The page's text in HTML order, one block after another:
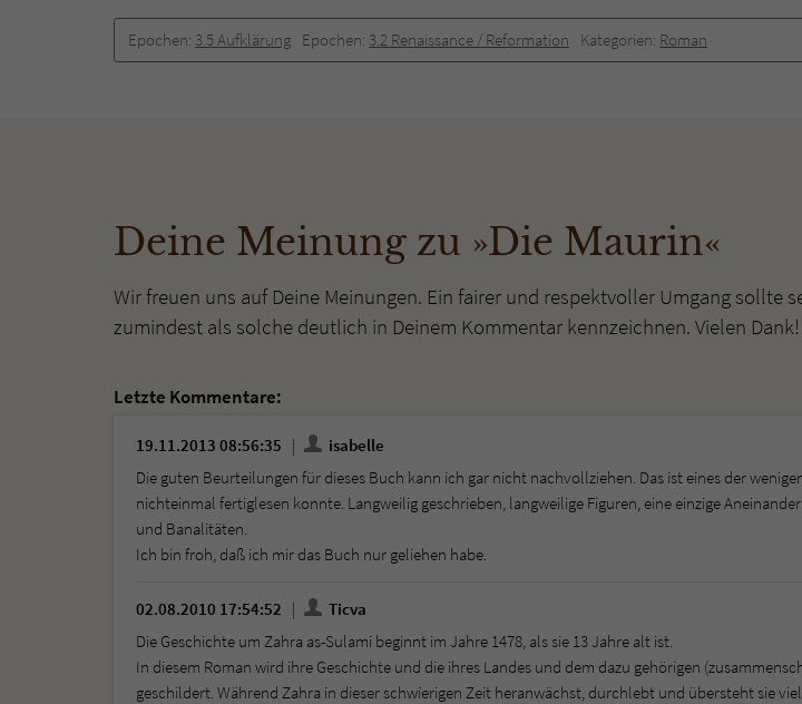
Epochen: 3.5 Aufklärung Epochen: 3.2 Renaissance / Reformation Kategorien: Roman
Deine Meinung zu »Die Maurin«
Wir freuen uns auf Deine Meinungen. Ein fairer und respektvoller Umgang
zumindest als solche deutlich in Deinem Kommentar kennzeichnen. Vielen Dank!
Letzte Kommentare:
19.11.2013 08:56:35
isabelle
Die guten Beurteilungen für dieses Buch kann ich gar nicht nachvollziehen. Das ist eines der
nichteinmal fertiglesen konnte. Langweilig geschrieben, langweilige Figuren, eine einzige
und Banalitäten.
Ich bin froh, daß ich mir das Buch nur geliehen habe.
02.08.2010 17:54:52
Ticva
Die Geschichte um Zahra as-Sulami beginnt im Jahre 1478, als sie 13 Jahre alt ist.
In diesem Roman wird ihre Geschichte und die ihres Landes und dem dazu gehörigen
geschildert. Während Zahra in dieser schwierigen Zeit heranwächst, durchlebt und übersteht sie